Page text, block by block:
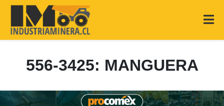
556-3425: MANGUERA